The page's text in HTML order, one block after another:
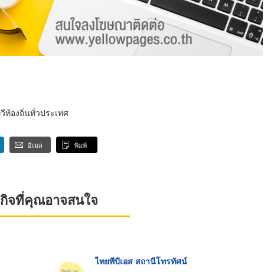
ท้องถิ่นทั่วประเทศ
อีเมล พิมพ์
จที่คุณอาจสนใจ
ไทยพีบีเอส สถานีโทรทัศน์